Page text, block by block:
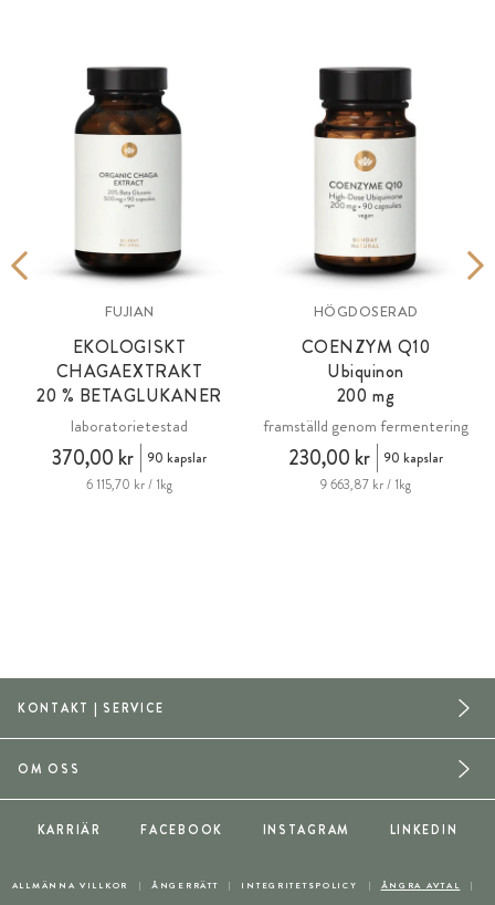
FUJIAN
EKOLOGISKT
CHAGAEXTRAKT
20 % BETAGLUKANER
laboratorietestad
370,00 kr
90 kapslar
6 115,70 kr / 1kg
HÖGDOSERAD
COENZYM Q10
Ubiquinon
200 mg
framställd genom fermentering
230,00 kr
90 kapslar
9 663,87 kr / 1kg
KONTAKT | SERVICE
ALLMÄNNA VILLKOR ÅNGERRÄTT INTEGRITETSPOLICY ÅNGRA AVTAL
OM OSS
KARRIÄR FACEBOOK INSTAGRAM LINKEDIN